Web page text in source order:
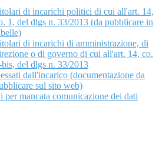
di incarichi politici di cui all'art. 14,
1, del dlgs n. 33/2013 (da pubblicare in
di incarichi di amministrazione, di
o di governo di cui all'art. 14, co.
bis, del dlgs n. 33/2013
dall'incarico (documentazione da
sul sito web)
per mancata comunicazione dei dati